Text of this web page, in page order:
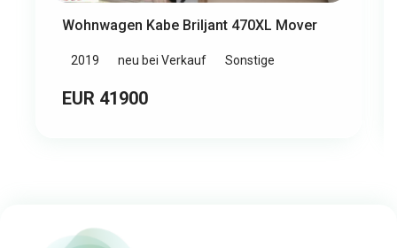
Wohnwagen Kabe Briljant 470XL Mover
2019 neu bei Verkauf Sonstige
EUR 41900